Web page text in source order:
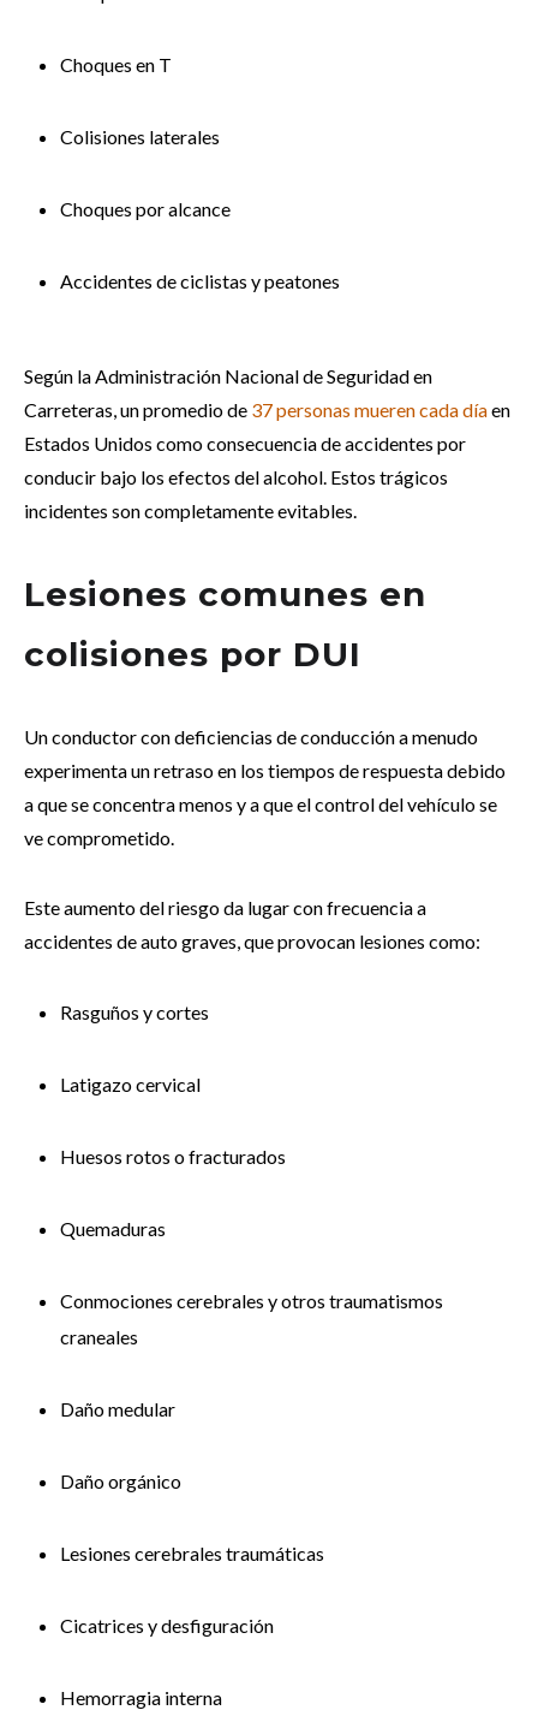
Choques en T
Colisiones laterales
Choques por alcance
Accidentes de ciclistas y peatones
Según la Administración Nacional de Seguridad en
Carreteras, un promedio de 37 personas mueren cada díaen
Estados Unidos como consecuencia de accidentes por
conducir bajo los efectos del alcohol. Estos trágicos
incidentes son completamente evitables.
Lesiones comunes en
colisiones por DUI
Un conductor con deficiencias de conducción a menudo
experimenta un retraso en los tiempos de respuesta debido
a que se concentra menos y a que el control del vehículo se
ve comprometido.
Este aumento del riesgo da lugar con frecuencia a
accidentes de auto graves, que provocan lesiones como:
Rasguños y cortes
Latigazo cervical
Huesos rotos o fracturados
Quemaduras
Conmociones cerebrales y otros traumatismos
craneales
Daño medular
Daño orgánico
Lesiones cerebrales traumáticas
Cicatrices y desfiguración
Hemorragia interna